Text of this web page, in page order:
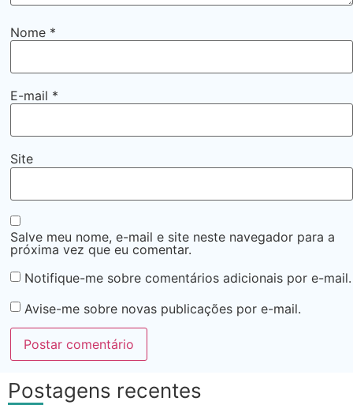
Nome *
E-mail *
Site
Salve meu nome, e-mail e site neste navegador para a
próxima vez que eu comentar.
Notifique-me sobre comentários adicionais por e-mail.
Avise-me sobre novas publicações por e-mail.
Postagens recentes